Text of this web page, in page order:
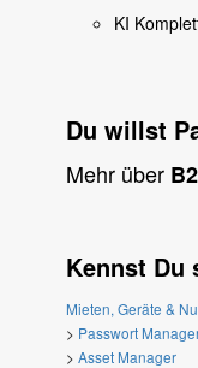
KI
Du willst
Mehr über
Kennst Du
Mieten, Geräte &
> Passwort
> Asset Manager